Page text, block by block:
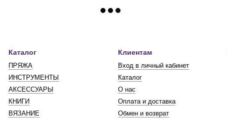
Каталог
ПРЯЖА
ИНСТРУМЕНТЫ
АКСЕССУАРЫ
КНИГИ
ВЯЗАНИЕ
Клиентам
Вход в личный кабинет
Каталог
О нас
Оплата и доставка
Обмен и возврат